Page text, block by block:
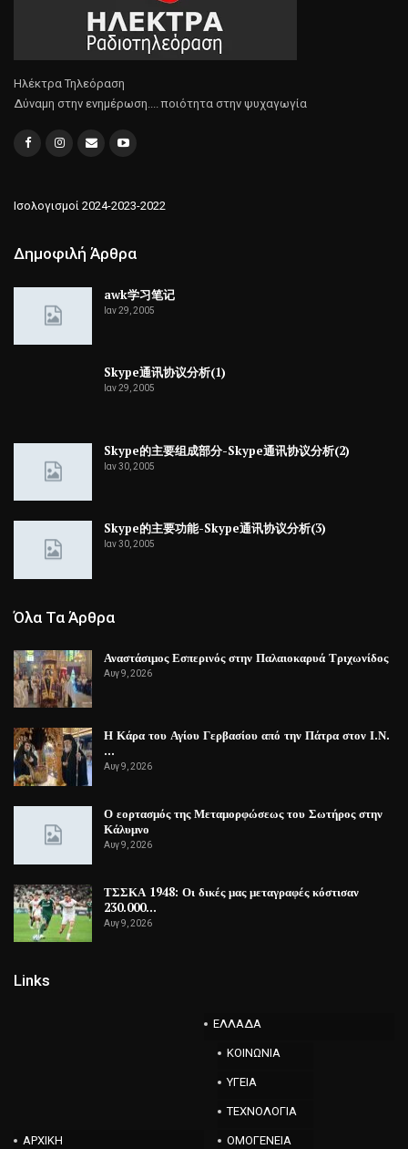
Ηλέκτρα Τηλεόραση
Δύναμη στην ενημέρωση.... ποιότητα στην ψυχαγωγία
Ισολογισμοί 2024-2023-2022
Δημοφιλή Άρθρα
awk学习笔记
Ιαν 29, 2005
Skype通讯协议分析(1)
Ιαν 29, 2005
Skype的主要组成部分-Skype通讯协议分析(2)
Ιαν 30, 2005
Skype的主要功能-Skype通讯协议分析(3)
Ιαν 30, 2005
Όλα Τα Άρθρα
Αναστάσιμος Εσπερινός στην Παλαιοκαρυά Τριχωνίδος
Αυγ 9, 2026
Η Κάρα του Αγίου Γερβασίου από την Πάτρα στον Ι.Ν.
…
Αυγ 9, 2026
Ο εορτασμός της Μεταμορφώσεως του Σωτήρος στην
Κάλυμνο
Αυγ 9, 2026
ΤΣΣΚΑ 1948: Οι δικές μας μεταγραφές κόστισαν
230.000…
Αυγ 9, 2026
Links
ΑΡΧΙΚΗ
ΕΛΛΑΔΑ
ΚΟΙΝΩΝΙΑ
ΥΓΕΙΑ
ΤΕΧΝΟΛΟΓΙΑ
ΟΜΟΓΕΝΕΙΑ